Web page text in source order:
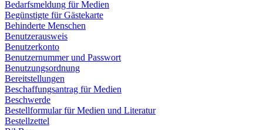
Bedarfsmeldung für Medien
Begünstigte für Gästekarte
Behinderte Menschen
Benutzerausweis
Benutzerkonto
Benutzernummer und Passwort
Benutzungsordnung
Bereitstellungen
Beschaffungsantrag für Medien
Beschwerde
Bestellformular für Medien und Literatur
Bestellzettel